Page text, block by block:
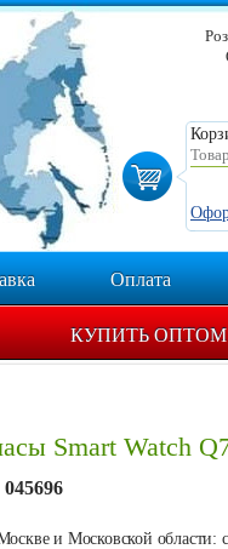
Оплата
КУПИТЬ ОПТОМ
Smart Watch
045696
и Московской области: